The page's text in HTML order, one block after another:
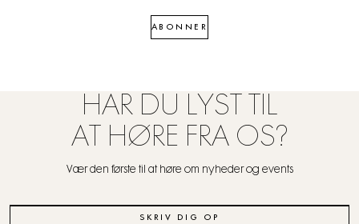
ABONNER
HAR DU LYST TIL
AT HØRE FRA OS?
Vær den første til at høre om nyheder og events
SKRIV DIG OP